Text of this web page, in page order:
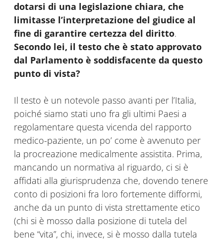
dotarsi di una legislazione chiara, che
limitasse l’interpretazione del giudice al
fine di garantire certezza del diritto.
Secondo lei, il testo che è stato approvato
dal Parlamento è soddisfacente da questo
punto di vista?
Il testo è un notevole passo avanti per l’Italia,
poiché siamo stati uno fra gli ultimi Paesi a
regolamentare questa vicenda del rapporto
medico-paziente, un po’ come è avvenuto per
la procreazione medicalmente assistita. Prima,
mancando un normativa al riguardo, ci si è
affidati alla giurisprudenza che, dovendo tenere
conto di posizioni fra loro fortemente difformi,
anche da un punto di vista strettamente etico
(chi si è mosso dalla posizione di tutela del
bene “vita”, chi, invece, si è mosso dalla tutela